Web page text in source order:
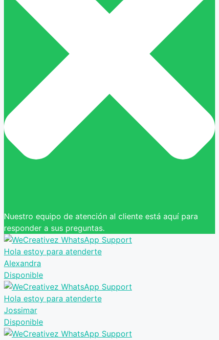
Nuestro equipo de atención al cliente está aquí para
responder a sus preguntas.
Hola estoy para atenderte
Alexandra
Disponible
Hola estoy para atenderte
Jossimar
Disponible